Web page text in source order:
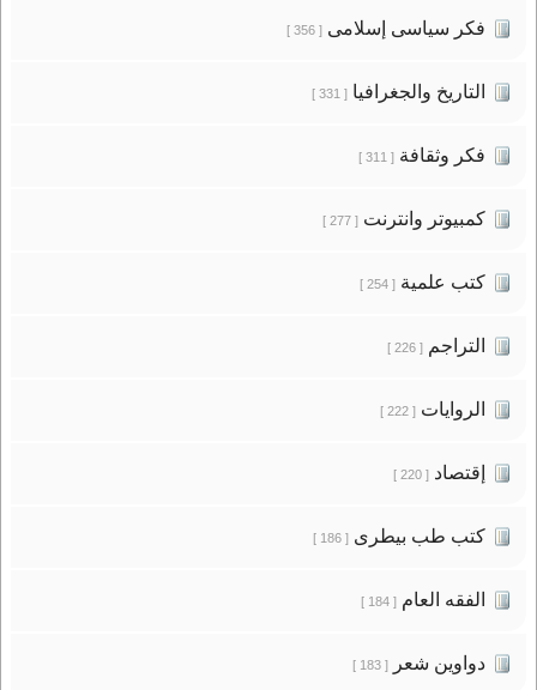
فكر سياسى إسلامى[ 356 ]
التاريخ والجغرافيا[ 331 ]
فكر وثقافة[ 311 ]
كمبيوتر وانترنت[ 277 ]
كتب علمية[ 254 ]
التراجم[ 226 ]
الروايات[ 222 ]
إقتصاد[ 220 ]
كتب طب بيطرى[ 186 ]
الفقه العام[ 184 ]
دواوين شعر[ 183 ]